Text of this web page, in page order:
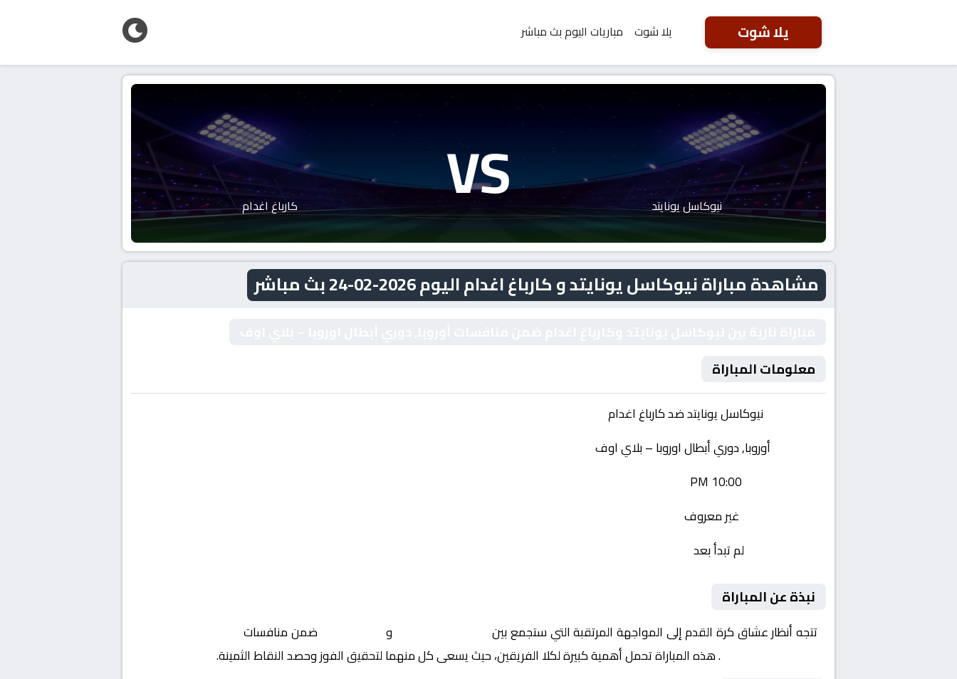
يلا شوت يلا شوت مباريات اليوم بث مباشر
نيوكاسل يونايتد VS كارباغ اغدام
مشاهدة مباراة نيوكاسل يونايتد و كارباغ اغدام اليوم 2026-02-24 بث مباشر
معلومات المباراة
نيوكاسل يونايتد ضد كارباغ اغدام
أوروبا, دوري أبطال اوروبا – بلاي اوف
غير معروف
لم تبدأ بعد
نبذة عن المباراة
تتجه أنظار عشاق كرة القدم إلى المواجهة المرتقبة التي ستجمع بين وكارباغ اغدام ضمن منافسات
. هذه المباراة تحمل أهمية كبيرة لكلا الفريقين، حيث يسعى كل منهما لتحقيق الفوز وحصد النقاط الثمينة.